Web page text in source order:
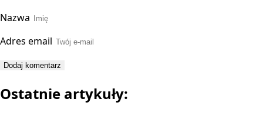
Nazwa
Adres email
Ostatnie artykuły: